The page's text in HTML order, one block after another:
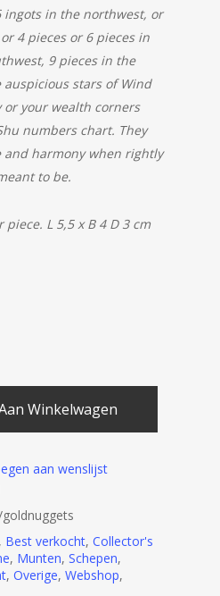
ingots in the northwest, or
4 pieces or 6 pieces in
9 pieces in the
auspicious stars of Wind
or your wealth corners
numbers chart. They
and harmony when rightly
to be.
L 5,5 x B 4 D 3 cm
Winkelwagen
aan wenslijst
, Best verkocht, Collector's
, Munten, Schepen,
, Overige, Webshop,